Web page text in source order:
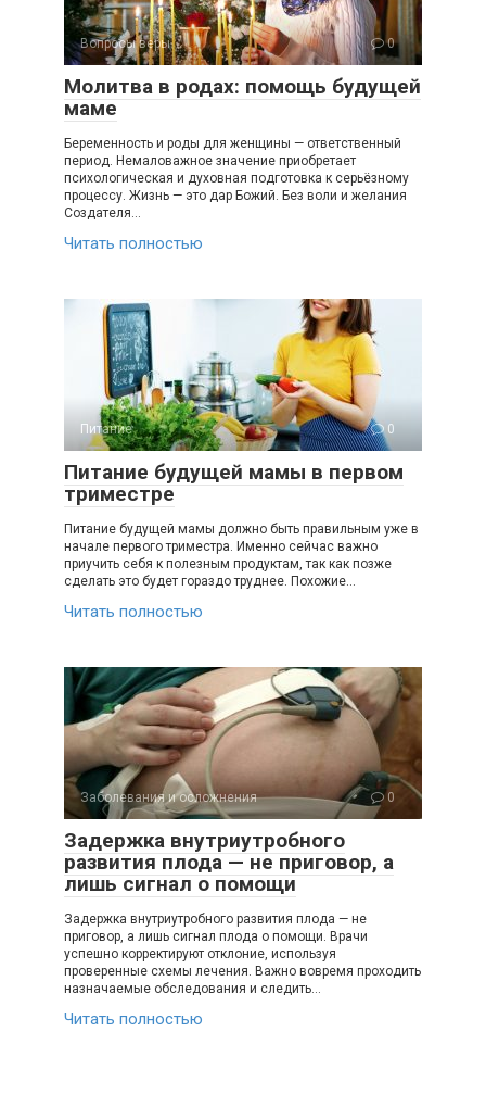
Вопросы веры 0
Молитва в родах: помощь будущей
маме
Беременность и роды для женщины — ответственный
период. Немаловажное значение приобретает
психологическая и духовная подготовка к серьёзному
процессу. Жизнь — это дар Божий. Без воли и желания
Создателя…
Читать полностью
Питание 0
Питание будущей мамы в первом
триместре
Питание будущей мамы должно быть правильным уже в
начале первого триместра. Именно сейчас важно
приучить себя к полезным продуктам, так как позже
сделать это будет гораздо труднее. Похожие…
Читать полностью
Заболевания и осложнения 0
Задержка внутриутробного
развития плода — не приговор, а
лишь сигнал о помощи
Задержка внутриутробного развития плода — не
приговор, а лишь сигнал плода о помощи. Врачи
успешно корректируют отклоние, используя
проверенные схемы лечения. Важно вовремя проходить
назначаемые обследования и следить…
Читать полностью